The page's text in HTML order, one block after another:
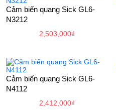
Cảm biến quang Sick GL6-
N3212
2,503,000₫
Cảm biến quang Sick GL6-
N4112
2,412,000₫